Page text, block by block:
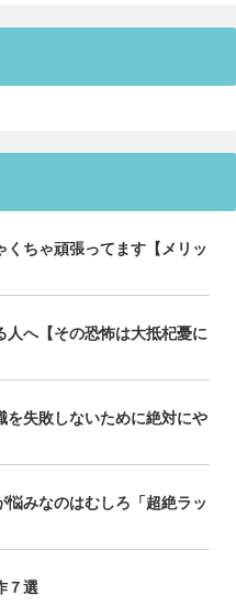
ちゃ頑張ってます【メリッ
へ【その恐怖は大抵杞憂に
を失敗しないために絶対にや
みなのはむしろ「超絶ラッ
７選